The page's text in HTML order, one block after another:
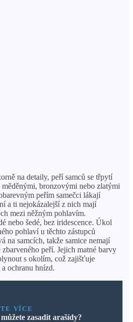
na detaily, peří samců se třpytí
bronzovými nebo zlatými
peřím samečci lákají
a ti nejokázalejší z nich mají
mezi něžným pohlavím.
nebo šedé, bez iridescence. Úkol
pohlaví u těchto zástupců
na samcích, takže samice nemají
peří. Jejich matné barvy
s okolím, což zajišťuje
ochranu hnízd.
VÍCE
zasadit arašídy?